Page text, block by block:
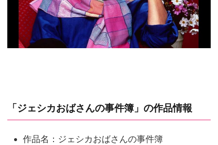
「ジェシカおばさんの事件簿」の作品情報
作品名：ジェシカおばさんの事件簿